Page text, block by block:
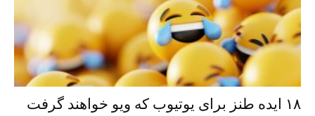
۱۸ ایده طنز برای یوتیوب که ویو خواهند گرفت